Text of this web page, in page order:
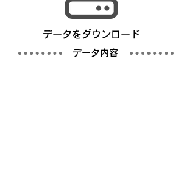
​データをダウンロード
​データ内容